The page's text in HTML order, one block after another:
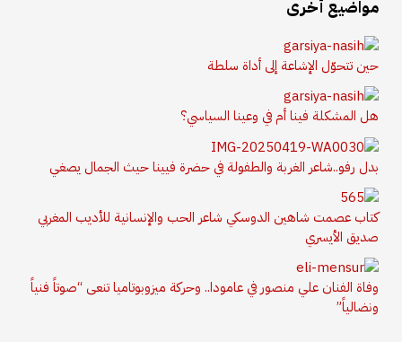
مواضيع أخرى
حين تتحوّل الإشاعة إلى أداة سلطة
هل المشكلة فينا أم في وعينا السياسي؟
بدل رفو..شاعر الغربة والطفولة في حضرة فيينا حيث الجمال يصغي
كتاب عصمت شاهين الدوسكي شاعر الحب والإنسانية للأديب المغربي
صديق الأيسري
وفاة الفنان علي منصور في عامودا.. وحركة ميزوبوتاميا تنعى “صوتاً فنياً
ونضالياً”